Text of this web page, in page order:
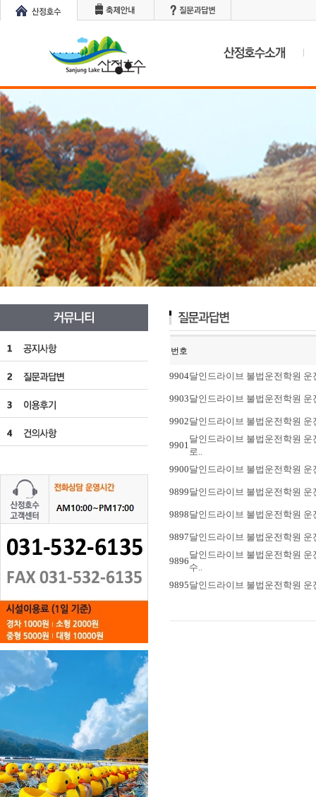
번호
9904달인드라이브 불법운전학원
9903달인드라이브 불법운전학원
9902달인드라이브 불법운전학원
9901
달인드라이브 불법운전학원
로..
9900달인드라이브 불법운전학원
9899달인드라이브 불법운전학원
9898달인드라이브 불법운전학원
9897달인드라이브 불법운전학원
9896
달인드라이브 불법운전학원
수..
9895달인드라이브 불법운전학원